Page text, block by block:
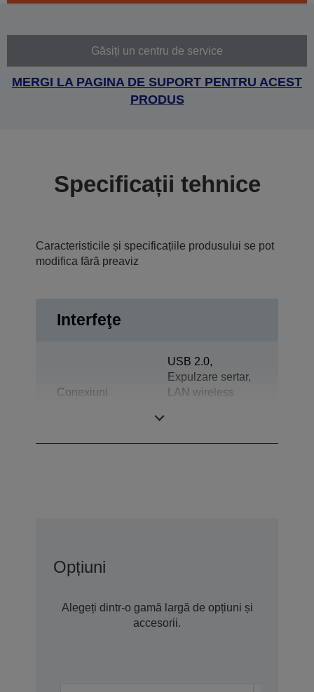
Găsiți un centru de service
MERGI LA PAGINA DE SUPORT PENTRU ACEST
PRODUS
Specificații tehnice
Caracteristicile și specificațiile produsului se pot
modifica fără preaviz
Interfeţe
Conexiuni
USB 2.0,
Expulzare sertar,
LAN wireless
Opțiuni
Alegeți dintr-o gamă largă de opțiuni și
accesorii.